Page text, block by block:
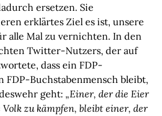
ersetzen. Sie
erklärtes Ziel es ist, unsere
alle Mal zu vernichten. In den
Twitter-Nutzers, der auf
dass ein FDP-
FDP-Buchstabenmensch bleibt,
geht: „Einer, der die Eier
zu kämpfen, bleibt einer, der